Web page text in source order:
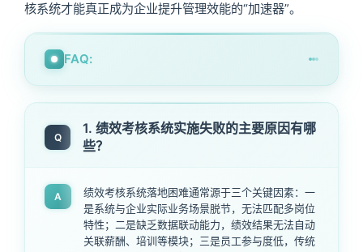
核系统才能真正成为企业提升管理效能的“加速器”。
FAQ:
Q
1. 绩效考核系统实施失败的主要原因有哪
些？
A
绩效考核系统落地困难通常源于三个关键因素：一
是系统与企业实际业务场景脱节，无法匹配多岗位
特性；二是缺乏数据联动能力，绩效结果无法自动
关联薪酬、培训等模块；三是员工参与度低，传统